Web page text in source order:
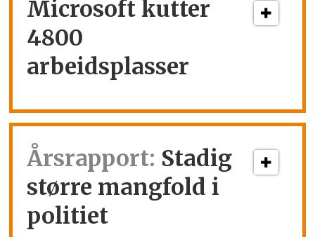
Microsoft kutter
4800
arbeidsplasser
Årsrapport: Stadig
større mangfold i
politiet